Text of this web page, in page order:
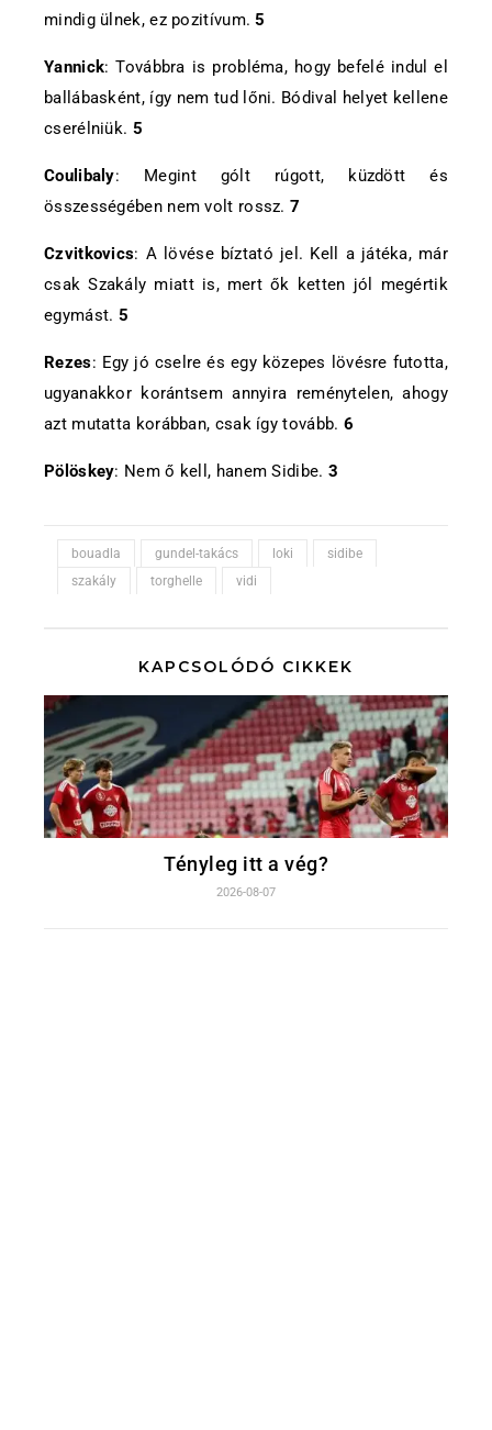
mindig ülnek, ez pozitívum.5
Yannick: Továbbra is probléma, hogy befelé indul el
ballábasként, így nem tud lőni. Bódival helyet kellene
cserélniük. 5
Coulibaly: Megint gólt rúgott, küzdött és
összességében nem volt rossz.7
Czvitkovics: A lövése bíztató jel. Kell a játéka, már
csak Szakály miatt is, mert ők ketten jól megértik
egymást. 5
Rezes: Egy jó cselre és egy közepes lövésre futotta,
ugyanakkor korántsem annyira reménytelen, ahogy
azt mutatta korábban, csak így tovább. 6
Pölöskey: Nem ő kell, hanem Sidibe. 3
bouadla gundel-takács loki
sidibe
szakály
torghelle vidi
KAPCSOLÓDÓ CIKKEK
Tényleg itt a vég?
2026-08-07